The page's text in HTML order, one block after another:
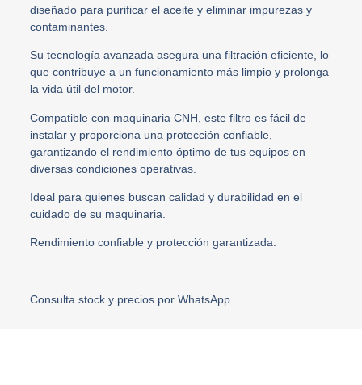
diseñado para purificar el aceite y eliminar impurezas y
contaminantes.
Su tecnología avanzada asegura una filtración eficiente, lo
que contribuye a un funcionamiento más limpio y prolonga
la vida útil del motor.
Compatible con maquinaria CNH, este filtro es fácil de
instalar y proporciona una protección confiable,
garantizando el rendimiento óptimo de tus equipos en
diversas condiciones operativas.
Ideal para quienes buscan calidad y durabilidad en el
cuidado de su maquinaria.
Rendimiento confiable y protección garantizada.
Consulta stock y precios por WhatsApp